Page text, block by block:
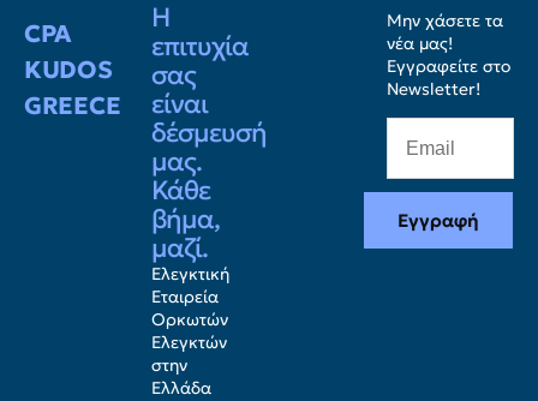
CPA
KUDOS
GREECE
Η
επιτυχία
σας
είναι
δέσμευσή
μας.
Κάθε
βήμα,
μαζί.
Ελεγκτική
Εταιρεία
Ορκωτών
Ελεγκτών
στην
Ελλάδα
Μην χάσετε τα
νέα μας!
Εγγραφείτε στο
Newsletter!
Εγγραφή